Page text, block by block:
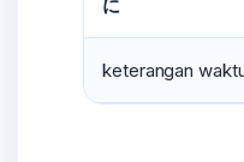
に
keterangan